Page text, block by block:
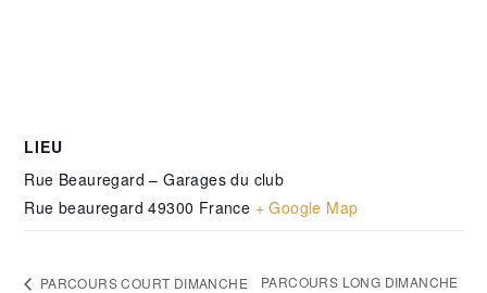
LIEU
Rue Beauregard – Garages du club
Rue beauregard 49300 France + Google Map
PARCOURS COURT DIMANCHE
PARCOURS LONG DIMANCHE